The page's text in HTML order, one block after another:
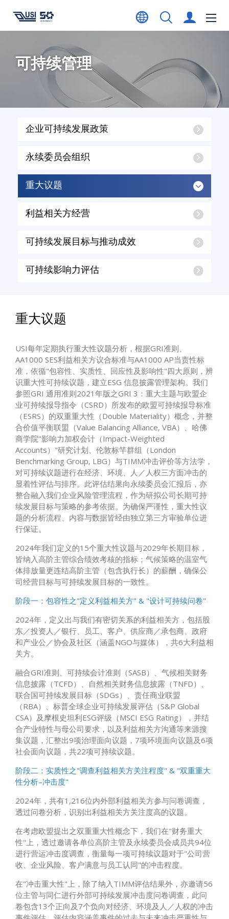
可持续管理
企业可持续发展政策
永续委员会组织
重大议题
利益相关方经营
可持续发展目标与推动成效
可持续影响力评估
重大议题
USI每年定期执行重大性议题分析，根据GRI准则、
AA1000 SES利益相关方议合标准与AA1000 AP当责性标
准，依循"包容性、实质性、回应性及影响性"四大原则，辨
识重大性可持续议题，建立ESG 信息披露管理架构。我们
参照GRI 通用准则2021年版之GRI 3：重大主题与欧盟企
业可持续报导指令（CSRD）所发布的欧盟可持续报导标准
（ESRS）的双重重大性（Double Materiality）概念，并整
合价值平衡联盟（Value Balancing Alliance, VBA）、哈佛
商学院"影响力加权会计（Impact-Weighted
Accounts）"研究计划、伦敦标竿群组（London
Benchmarking Group, LBG）与TIMM冲击评价等方法学，
对可持续议题进行在经济、环境、人／人权三方面冲击的
显着性评估与排序。此评估结果向永续委员会汇报后，亦
整合融入我们企业风险管理流程，作为研拟公司长期可持
续发展目标与策略的参考依据。为确保严谨性，重大性议
题的分析流程、内容与数据皆经由独立第三方审验单位进
行保证。
2024年我们定义的15个重大性议题与2029年长期目标，
皆纳入高阶主管综合绩效考核的指标；气候策略的温室气
体排放量更连结高阶主管（包含执行长）的薪酬，确保公
司经营目标与可持续发展目标的一致性。
阶段一：包容性之"定义利益相关方" & "设计可持续问卷"
2024年，定义出与我们有密切关系的利益相关方，包括股
东／投资人／银行、员工、客户、供应商／承包商、政府
和产业公／协会及社区（涵盖NGO与媒体），共6大利益相
关方。
融合GRI准则、可持续会计准则（SASB）、气候相关财务
信息披露（TCFD）、自然相关财务信息披露（TNFD）、
联合国可持续发展目标（SDGs）、责任商业联盟
（RBA）、标普全球企业可持续发展评估（S&P Global
CSA）及摩根史坦利ESG评级（MSCI ESG Rating），并结
合产业特性与母公司要求，以及利益相关方沟通等来源搜
集议题，汇整出9项治理面向议题，7项环境面向议题及6项
社会面向议题，共22项可持续议题。
阶段二：实质性之"调查利益相关方关注程度" & "双重重大
性分析–冲击度"
2024年，共有1,216位内外部利益相关方参与问卷调查，
透过问卷分析，识别出利益相关方关注度高的议题。
在考虑欧盟提出之双重重大性概念下，我们在"财务重大
性"上，透过邀请各单位高阶主管及永续委员会成员共94位
进行营运冲击度调查，衡量每一项可持续议题对于"公司营
收、企业风险、客户满意与员工认同"的冲击程度。
在"冲击重大性"上，除了纳入TIMM评估结果外，亦邀请56
位主管与同仁进行外部可持续发展冲击度问卷调查，此问
卷包含13个正向及7个负向对经济、环境及人／人权的冲击